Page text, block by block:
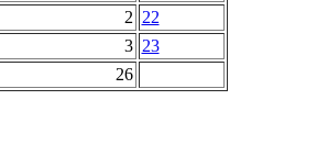
2 22
3 23
26